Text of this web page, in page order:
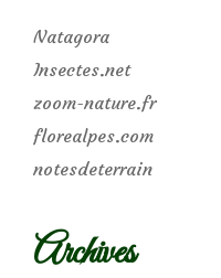
Natagora
Insectes.net
zoom-nature.fr
florealpes.com
notesdeterrain
Archives